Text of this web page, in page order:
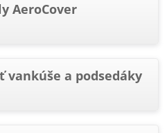
AeroCover
vankúše a podsedáky